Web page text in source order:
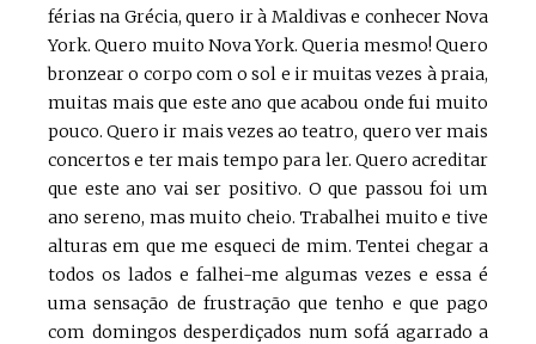
férias na Grécia, quero ir à Maldivas e conhecer Nova
York. Quero muito Nova York. Queria mesmo! Quero
bronzear o corpo com o sol e ir muitas vezes à praia,
muitas mais que este ano que acabou onde fui muito
pouco. Quero ir mais vezes ao teatro, quero ver mais
concertos e ter mais tempo para ler. Quero acreditar
que este ano vai ser positivo. O que passou foi um
ano sereno, mas muito cheio. Trabalhei muito e tive
alturas em que me esqueci de mim. Tentei chegar a
todos os lados e falhei-me algumas vezes e essa é
uma sensação de frustração que tenho e que pago
com domingos desperdiçados num sofá agarrado a